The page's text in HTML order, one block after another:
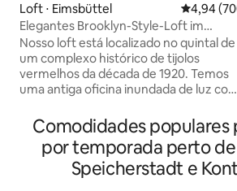
Loft ⋅ Eimsbüttel 4,94 de
4,94
Elegantes Brooklyn-Style-Loft im
Herzen Hamburgs
Nosso loft está localizado no quintal de
um complexo histórico de tijolos
vermelhos da década de 1920. Temos
uma antiga oficina inundada de luz com
com metal e carvalho de alta
Oferecemos: - Tetos de 5 metros de
altura - uma cozinha americana
totalmente equipada - um banheiro
moderno com chuveiro efeito chuva -
Comodidades populares
por temporada perto
Speicherstadt e